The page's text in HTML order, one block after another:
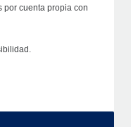
por cuenta propia con